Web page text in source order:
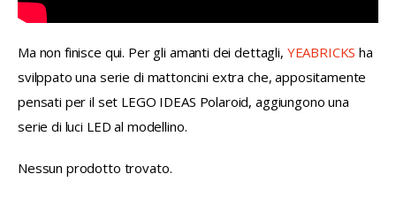
Ma non finisce qui. Per gli amanti dei dettagli, YEABRICKS ha
svilppato una serie di mattoncini extra che, appositamente
pensati per il set LEGO IDEAS Polaroid, aggiungono una
serie di luci LED al modellino.
Nessun prodotto trovato.